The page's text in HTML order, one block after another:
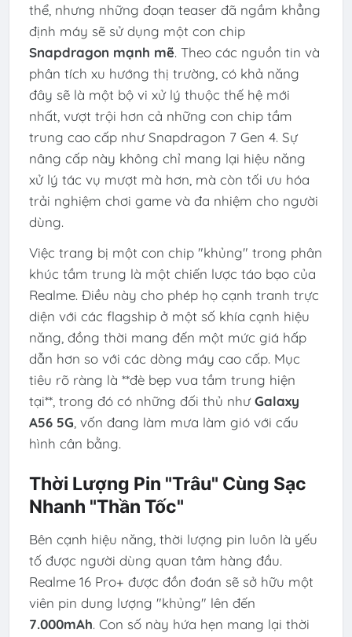
thể, nhưng những đoạn teaser đã ngầm khẳng
định máy sẽ sử dụng một con chip
Snapdragon mạnh mẽ. Theo các nguồn tin và
phân tích xu hướng thị trường, có khả năng
đây sẽ là một bộ vi xử lý thuộc thế hệ mới
nhất, vượt trội hơn cả những con chip tầm
trung cao cấp như Snapdragon 7 Gen 4. Sự
nâng cấp này không chỉ mang lại hiệu năng
xử lý tác vụ mượt mà hơn, mà còn tối ưu hóa
trải nghiệm chơi game và đa nhiệm cho người
dùng.
Việc trang bị một con chip "khủng" trong phân
khúc tầm trung là một chiến lược táo bạo của
Realme. Điều này cho phép họ cạnh tranh trực
diện với các flagship ở một số khía cạnh hiệu
năng, đồng thời mang đến một mức giá hấp
dẫn hơn so với các dòng máy cao cấp. Mục
tiêu rõ ràng là **đè bẹp vua tầm trung hiện
tại**, trong đó có những đối thủ nhưGalaxy
A56 5G , vốn đang làm mưa làm gió với cấu
hình cân bằng.
Thời Lượng Pin "Trâu" Cùng Sạc
Nhanh "Thần Tốc"
Bên cạnh hiệu năng, thời lượng pin luôn là yếu
tố được người dùng quan tâm hàng đầu.
Realme 16 Pro+ được đồn đoán sẽ sở hữu một
viên pin dung lượng "khủng" lên đến
7.000mAh. Con số này hứa hẹn mang lại thời